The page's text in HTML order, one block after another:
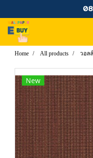
Home All products วอล
New